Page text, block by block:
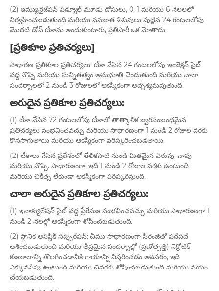
(2) ఇమ్యునైజేషన్ షెడ్యూల్ మూడు డోసులు, 0, 1 మరియు 6 నెలలలో
నిర్వహించబడుతుంది మరియు నవజాత శిశువులు పుట్టిన 24 గంటలలోపు
మొదటి డోస్ టీకాను అందుకుంటారు, ప్రతిసారీ ఒక మోతాదు.
[ప్రతికూల ప్రతిచర్యలు]
సాధారణ ప్రతికూల ప్రతిచర్యలు: టీకా వేసిన 24 గంటలలోపు ఇంజెక్షన్ సైట్
వద్ద నొప్పి మరియు సున్నితత్వం అనుభూతి చెందుతుంది మరియు చాలా
సందర్భాలలో 2 నుండి 3 రోజులలో ఆకస్మికంగా అదృశ్యమవుతుంది.
అరుదైన ప్రతికూల ప్రతిచర్యలు:
(1) టీకా వేసిన 72 గంటలలోపు టీకాలో తాత్కాలిక జ్వరసంబంధమైన
ప్రతిచర్యలు సంభవించవచ్చు మరియు సాధారణంగా 1 నుండి 2 రోజుల వరకు
కొనసాగుతాయి మరియు ఆకస్మికంగా పరిష్కరించబడతాయి.
(2) టీకాలు వేసిన ప్రదేశంలో తేలికపాటి నుండి మితమైన ఎరుపు, వాపు
మరియు నొప్పి. సాధారణంగా, ఇది 1 నుండి 2 రోజుల వరకు ఉంటుంది
మరియు చికిత్స లేకుండా ఆకస్మికంగా పరిష్కరిస్తుంది.
చాలా అరుదైన ప్రతికూల ప్రతిచర్యలు:
(1) ఇనాక్యులేషన్ సైట్ వద్ద ప్రేరేపణ సంభవించవచ్చు మరియు సాధారణంగా 1
నుండి 2 నెలల్లో ఆకస్మికంగా శోషించబడుతుంది.
(2) స్థానిక అసెప్టిక్ సప్పురేషన్: చీము సాధారణంగా సిరంజితో పదేపదే
ఆశించబడుతుంది మరియు తీవ్రమైన సందర్భాల్లో (వ్రణోత్పత్తి) నెక్రోటిక్
కణజాలాన్ని తొలగించడానికి గాయాన్ని విస్తరించడం అవసరం, ఇది
ఎక్కువసేపు ఉంటుంది మరియు చివరకు శోషించబడుతుంది మరియు నయం
చేయబడుతుంది.